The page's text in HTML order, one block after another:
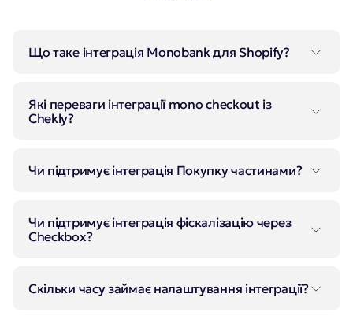
Що таке інтеграція Monobank для Shopify?
Monobank безпосередньо у вашому Shopify-
магазині.
Які переваги інтеграції mono checkout із
Chekly?
коштів, підтримка Apple Pay та Google Pay.
Чи підтримує інтеграція Покупку частинами?
частинами", що дозволяє вашим клієнтам
конверсію та збільшує середній чек!
Чи підтримує інтеграція фіскалізацію через
Checkbox?
фіскалізацію платежів.
Скільки часу займає налаштування інтеграції?